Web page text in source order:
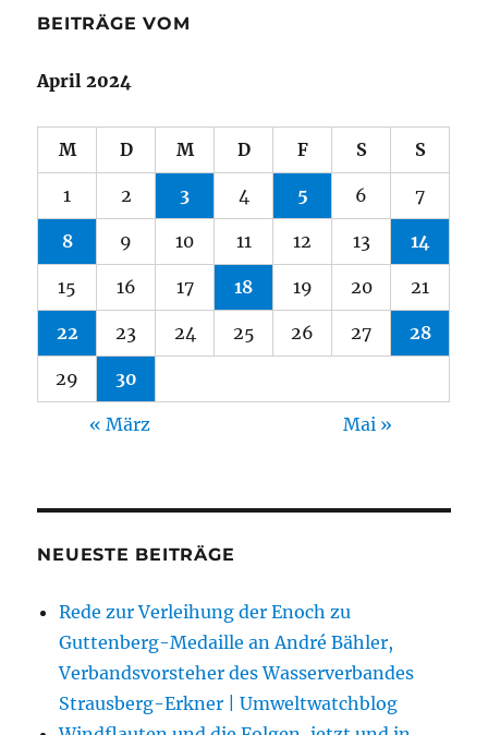
BEITRÄGE VOM
April 2024
M D M D F S S
1 2 3 4 5 6 7
8 9 10 11 12 13 14
15 16 17 18 19 20 21
22 23 24 25 26 27 28
29 30
« März Mai »
NEUESTE BEITRÄGE
Rede zur Verleihung der Enoch zu
Guttenberg-Medaille an André Bähler,
Verbandsvorsteher des Wasserverbandes
Strausberg-Erkner | Umweltwatchblog